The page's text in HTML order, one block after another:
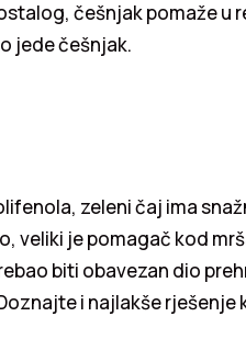
češnjak pomaže u
jede češnjak.
zeleni čaj ima
veliki je pomagač kod
biti obavezan dio
i najlakše